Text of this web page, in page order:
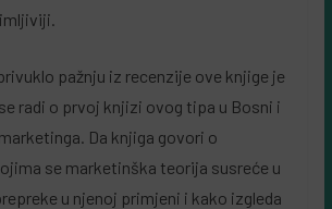
pažnju iz recenzije ove knjige je
radi o prvoj knjizi ovog tipa u Bosni i
Da knjiga govori o
se marketinška teorija susreće u
u njenoj primjeni i kako izgleda